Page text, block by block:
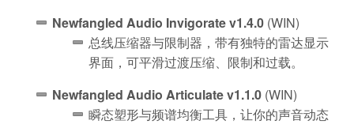
Newfangled Audio Invigorate v1.4.0 (WIN)
总线压缩器与限制器，带有独特的雷达显示
界面，可平滑过渡压缩、限制和过载。
Newfangled Audio Articulate v1.1.0 (WIN)
瞬态塑形与频谱均衡工具，让你的声音动态